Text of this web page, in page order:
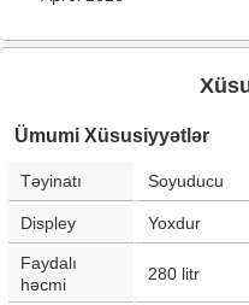
Ümumi Xüsusiyyətlər
Təyinatı Soyuducu
Displey Yoxdur
Faydalı
həcmi
280 litr